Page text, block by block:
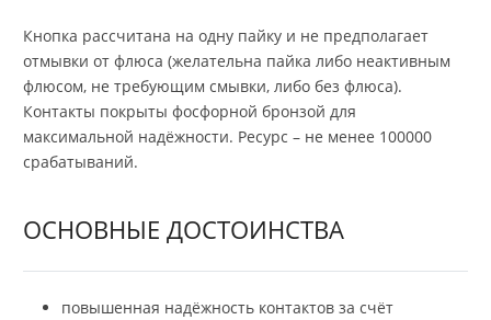
Кнопка рассчитана на одну пайку и не предполагает
отмывки от флюса (желательна пайка либо неактивным
флюсом, не требующим смывки, либо без флюса).
Контакты покрыты фосфорной бронзой для
максимальной надёжности. Ресурс – не менее 100000
срабатываний.
ОСНОВНЫЕ ДОСТОИНСТВА
повышенная надёжность контактов за счёт